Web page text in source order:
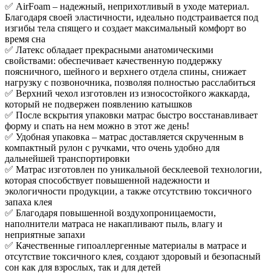
✅ AirFoam – надежный, неприхотливый в уходе материал.
Благодаря своей эластичности, идеально подстраивается под
изгибы тела спящего и создает максимальный комфорт во
время сна
✅ Латекс обладает прекрасными анатомическими
свойствами: обеспечивает качественную поддержку
поясничного, шейного и верхнего отдела спины, снижает
нагрузку с позвоночника, позволяя полностью расслабиться
✅ Верхний чехол изготовлен из износостойкого жаккарда,
который не подвержен появлению катышков
✅ После вскрытия упаковки матрас быстро восстанавливает
форму и спать на нем можно в этот же день!
✅ Удобная упаковка – матрас доставляется скрученным в
компактный рулон с ручками, что очень удобно для
дальнейшей транспортировки
✅ Матрас изготовлен по уникальной бесклеевой технологии,
которая способствует повышенной надежности и
экологичности продукции, а также отсутствию токсичного
запаха клея
✅ Благодаря повышенной воздухопроницаемости,
наполнители матраса не накапливают пыль, влагу и
неприятные запахи
✅ Качественные гипоаллергенные материалы в матрасе и
отсутствие токсичного клея, создают здоровый и безопасный
сон как для взрослых, так и для детей